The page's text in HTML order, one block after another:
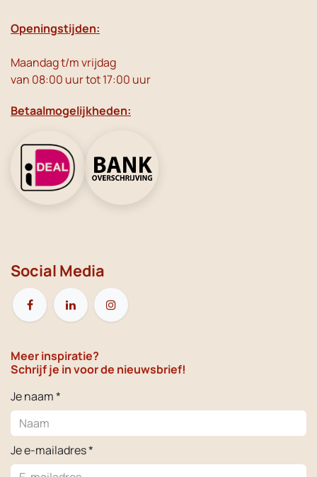
Openingstijden:
Maandag t/m vrijdag
van 08:00 uur tot 17:00 uur
Betaalmogelijkheden:
Social Media
Meer inspiratie?
Schrijf je in voor de nieuwsbrief!
Je naam *
Je e-mailadres *